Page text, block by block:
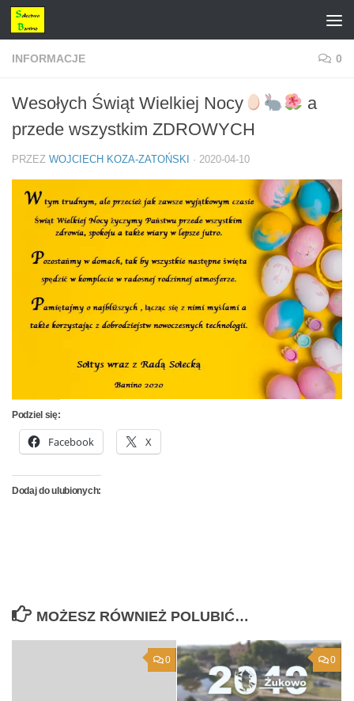
Przejdź do treści
INFORMACJE 0
Wesołych Świąt Wielkiej Nocy
a
przede wszystkim ZDROWYCH
PRZEZ WOJCIECH KOZA-ZATOŃSKI · 2020-04-10
Podziel się:
Facebook X
Dodaj do ulubionych:
MOŻESZ RÓWNIEŻ POLUBIĆ…
0 0